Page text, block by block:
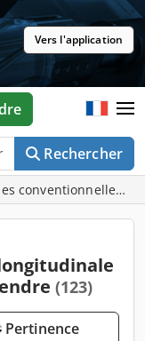
Vers l'application
Rechercher
conventionnelles,
(123)
Pertinence